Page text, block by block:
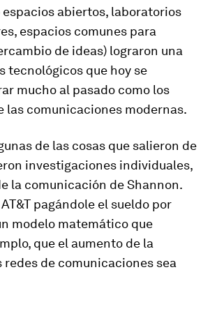
espacios abiertos, laboratorios
espacios comunes para
de ideas) lograron una
tecnológicos que hoy se
mucho al pasado como los
las comunicaciones modernas.
de las cosas que salieron de
investigaciones individuales,
la comunicación de Shannon.
pagándole el sueldo por
modelo matemático que
que el aumento de la
redes de comunicaciones sea